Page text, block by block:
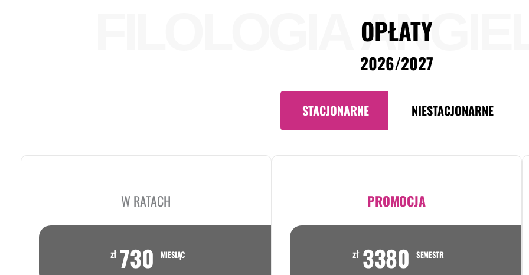
FILOLOGIA OPŁATY
2026/2027
STACJONARNE NIESTACJONARNE
W RATACH
zł 730 MIESIĄC
PROMOCJA
zł 3380 SEMESTR